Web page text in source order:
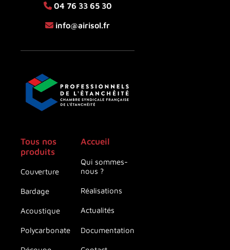
04 76 33 65 30
info@airisol.fr
Tous nos
produits
Couverture
Bardage
Acoustique
Polycarbonate
Accueil
Qui sommes-
nous ?
Réalisations
Actualités
Documentation